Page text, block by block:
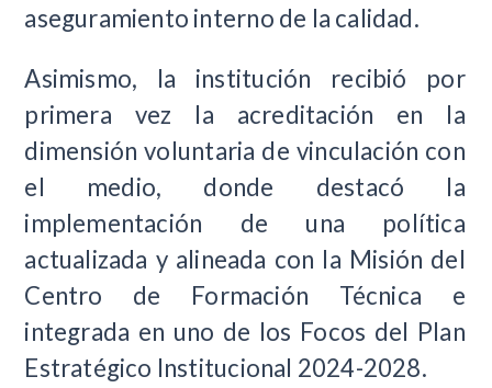
aseguramiento interno de la calidad.
Asimismo, la institución recibió por
primera vez la acreditación en la
dimensión voluntaria de vinculación con
el medio, donde destacó la
implementación de una política
actualizada y alineada con la Misión del
Centro de Formación Técnica e
integrada en uno de los Focos del Plan
Estratégico Institucional 2024-2028.